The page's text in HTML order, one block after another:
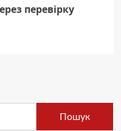
перевірку
Пошук